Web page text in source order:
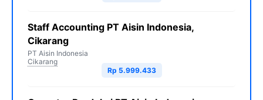
Staff Accounting PT Aisin Indonesia,
Cikarang
PT Aisin Indonesia
Cikarang
Rp 5.999.433